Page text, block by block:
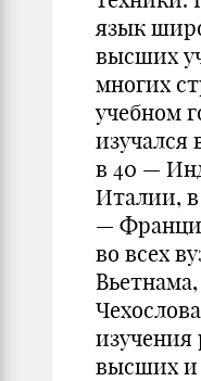
язык
высших
многих
учебном
изучался
в 40 —
Италии, в
—
во всех
изучения
высших и